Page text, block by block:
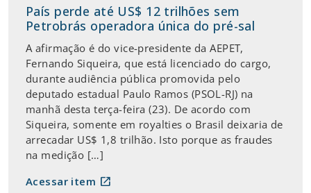
País perde até US$ 12 trilhões sem
Petrobrás operadora única do pré-sal
A afirmação é do vice-presidente da AEPET,
Fernando Siqueira, que está licenciado do cargo,
durante audiência pública promovida pelo
deputado estadual Paulo Ramos (PSOL-RJ) na
manhã desta terça-feira (23). De acordo com
Siqueira, somente em royalties o Brasil deixaria de
arrecadar US$ 1,8 trilhão. Isto porque as fraudes
na medição […]
Acessar item open_in_new